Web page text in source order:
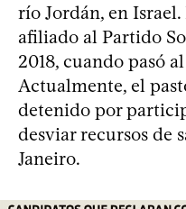
río Jordán, en
afiliado al Partido
2018, cuando pasó
Actualmente, el
detenido por
desviar recursos de
Janeiro.